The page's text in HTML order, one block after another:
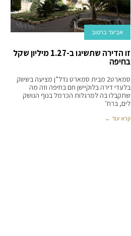
אביעד ברטוב
זו הדירה שתשיגו ב-1.27 מיליון שקל
בחיפה
סמארט2 מבית סמארט נדל”ן מציעה בשיווק
בלעדי דירה בלוקיישן חם בחיפה וזה מה
שתקבלו בה למרגלות הכרמל בנוף הנושק
לים, ברח’
קרא עוד ←